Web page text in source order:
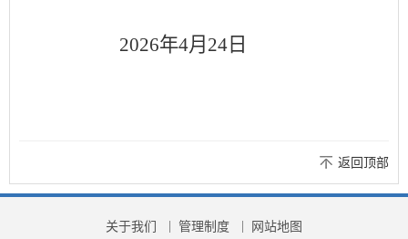
2026年4月24日
返回顶部
关于我们 管理制度 网站地图